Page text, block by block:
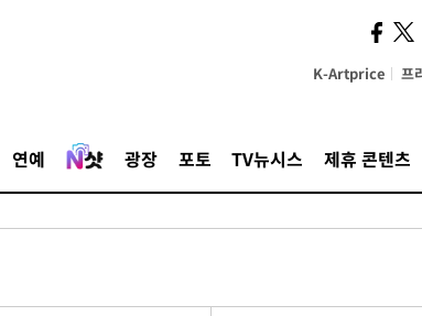
K-Artprice 프
연예 광장 포토 TV뉴시스 제휴 콘텐츠
시,